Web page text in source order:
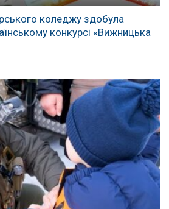
коледжу здобула
конкурсі «Вижницька